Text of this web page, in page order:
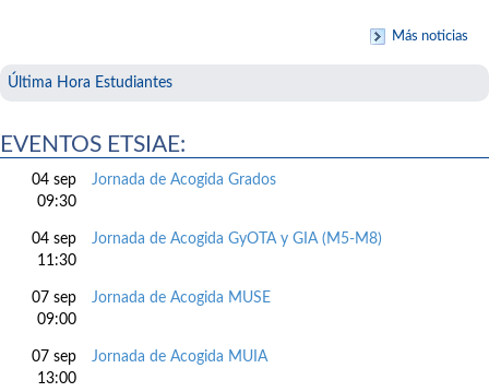
Más noticias
Última Hora Estudiantes
EVENTOS ETSIAE:
04 sep
09:30
Jornada de Acogida Grados
04 sep
11:30
Jornada de Acogida GyOTA y GIA (M5-M8)
07 sep
09:00
Jornada de Acogida MUSE
07 sep
13:00
Jornada de Acogida MUIA